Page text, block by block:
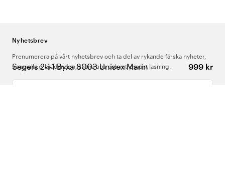
Segers 2-i-1 Byxa 8003 Unisex Marin 999 kr
Nyhetsbrev
Prenumerera på vårt nyhetsbrev och ta del av rykande färska nyheter,
speciella erbjudanden, sköna tips och intressant läsning.
Ange din e-postadress